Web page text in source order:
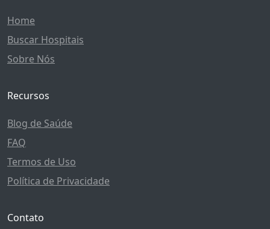
Home
Buscar Hospitais
Sobre Nós
Recursos
Blog de Saúde
FAQ
Termos de Uso
Política de Privacidade
Contato